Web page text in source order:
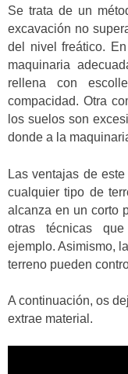
Se trata de un
excavación no
del nivel freático.
maquinaria
rellena con
compacidad. Otra
los suelos son
donde a la
Las ventajas de
cualquier tipo de
alcanza en un corto
otras técnicas
ejemplo. Asimismo,
terreno pueden
A continuación, os
extrae material.